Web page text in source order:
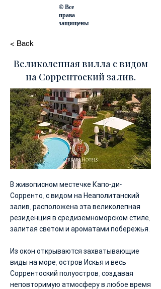
© Все
права
защищены
< Back
Великолепная вилла с видом
на Соррентоский залив.
В живописном местечке Капо-ди-
Сорренто, с видом на Неаполитанский
залив, расположена эта великолепная
резиденция в средиземноморском стиле,
залитая светом и ароматами побережья.
Из окон открываются захватывающие
виды на море, остров Искья и весь
Соррентоский полуостров, создавая
неповторимую атмосферу в любое время